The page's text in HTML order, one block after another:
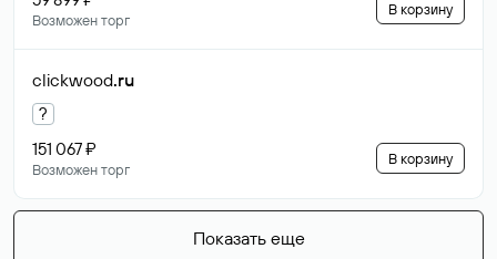
Возможен торг
В корзину
clickwood.ru
?
151 067 ₽
Возможен торг
В корзину
Показать еще